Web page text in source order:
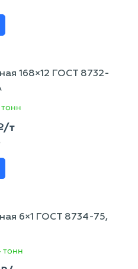
168×12 ГОСТ 8732-
тонн
/т
6×1 ГОСТ 8734-75,
тонн